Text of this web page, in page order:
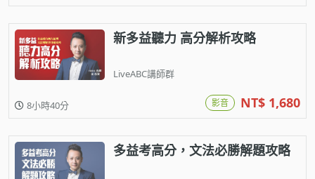
新多益聽力 高分解析攻略
LiveABC講師群
8小時40分 影音 NT$ 1,680
多益考高分，文法必勝解題攻略